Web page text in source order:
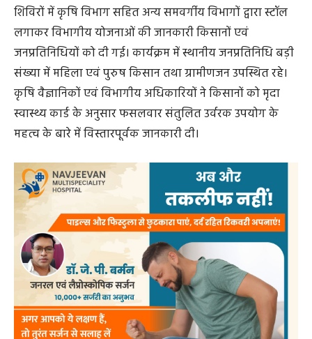
शिविरों में कृषि विभाग सहित अन्य समवर्गीय विभागों द्वारा स्टॉल
लगाकर विभागीय योजनाओं की जानकारी किसानों एवं
जनप्रतिनिधियों को दी गई। कार्यक्रम में स्थानीय जनप्रतिनिधि बड़ी
संख्या में महिला एवं पुरुष किसान तथा ग्रामीणजन उपस्थित रहे।
कृषि वैज्ञानिकों एवं विभागीय अधिकारियों ने किसानों को मृदा
स्वास्थ्य कार्ड के अनुसार फसलवार संतुलित उर्वरक उपयोग के
महत्व के बारे में विस्तारपूर्वक जानकारी दी।